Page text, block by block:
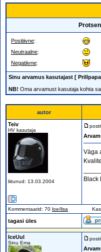
Positiivne:
Neutraalne:
Negatiivne:
Sinu arvamus kasutajast [
NB! Oma arvamust kasutaja kohta
autor
Teiv
HV kasutaja
liitunud: 13.03.2004
Väga
Black
Kommentaarid: 70 loe/lisa
tagasi üles
IceUul
Sinu Ema